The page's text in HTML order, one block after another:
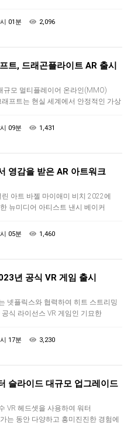
01분 2,096
트, 드래곤플라이트 AR 출시
규모 멀티플레이어 온라인(MMO)
프트는 현실 세계에서 안정적인 가상
09분 1,431
영감을 받은 AR 아트워크
아트 바젤 마이애미 비치 2022에
뉴미디어 아티스트 낸시 베이커
05분 1,460
년 공식 VR 게임 출시
넷플릭스와 협력하여 히트 스트리밍
식 라이선스 VR 게임인 기묘한
17분 3,230
슬라이드 대규모 업그레이드
VR 헤드셋을 사용하여 워터
는 동안 다양하고 흥미진진한 경험에